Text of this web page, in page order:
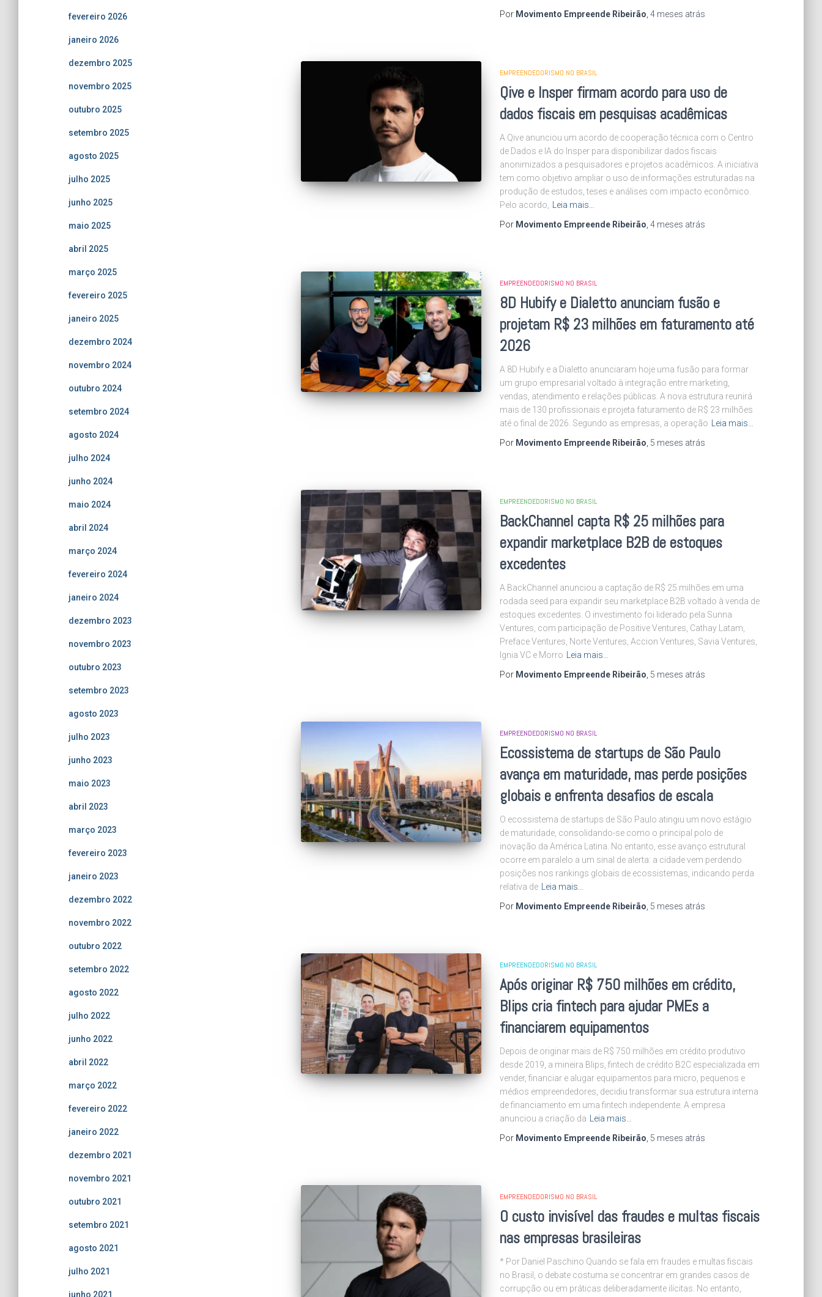
fevereiro 2026
janeiro 2026
dezembro 2025
novembro 2025
outubro 2025
setembro 2025
agosto 2025
julho 2025
junho 2025
maio 2025
abril 2025
março 2025
fevereiro 2025
janeiro 2025
dezembro 2024
novembro 2024
outubro 2024
setembro 2024
agosto 2024
julho 2024
junho 2024
maio 2024
abril 2024
março 2024
fevereiro 2024
janeiro 2024
dezembro 2023
novembro 2023
outubro 2023
setembro 2023
agosto 2023
julho 2023
junho 2023
maio 2023
abril 2023
março 2023
fevereiro 2023
janeiro 2023
dezembro 2022
novembro 2022
outubro 2022
setembro 2022
agosto 2022
julho 2022
junho 2022
abril 2022
março 2022
fevereiro 2022
janeiro 2022
dezembro 2021
novembro 2021
outubro 2021
setembro 2021
agosto 2021
julho 2021
junho 2021
Por Movimento Empreende Ribeirão 4 meses atrás
EMPREENDEDORISMO NO BRASIL
Qive e Insper firmam acordo para uso de
dados fiscais em pesquisas acadêmicas
A Qive anunciou um acordo de cooperação técnica com o Centro
de Dados e IA do Insper para disponibilizar dados fiscais
anonimizados a pesquisadores e projetos acadêmicos. A iniciativa
tem como objetivo ampliar o uso de informações estruturadas na
produção de estudos, teses e análises com impacto econômico.
Pelo acordo,
Leia mais…
Por Movimento Empreende Ribeirão 4 meses atrás
EMPREENDEDORISMO NO BRASIL
8D Hubify e Dialetto anunciam fusão e
projetam R$ 23 milhões em faturamento até
2026
A 8D Hubify e a Dialetto anunciaram hoje uma fusão para formar
um grupo empresarial voltado à integração entre marketing,
vendas, atendimento e relações públicas. A nova estrutura reunirá
mais de 130 profissionais e projeta faturamento de R$ 23 milhões
até o final de 2026. Segundo as empresas, a operação
Leia mais…
Por Movimento Empreende Ribeirão 5 meses atrás
EMPREENDEDORISMO NO BRASIL
BackChannel capta R$ 25 milhões para
expandir marketplace B2B de estoques
excedentes
A BackChannel anunciou a captação de R$ 25 milhões em uma
rodada seed para expandir seu marketplace B2B voltado à venda de
estoques excedentes. O investimento foi liderado pela Sunna
Ventures, com participação de Positive Ventures, Cathay Latam,
Preface Ventures, Norte Ventures, Accion Ventures, Savia Ventures,
Ignia VC e Morro
Leia mais…
Por Movimento Empreende Ribeirão 5 meses atrás
EMPREENDEDORISMO NO BRASIL
Ecossistema de startups de São Paulo
avança em maturidade, mas perde posições
globais e enfrenta desafios de escala
O ecossistema de startups de São Paulo atingiu um novo estágio
de maturidade, consolidando-se como o principal polo de
inovação da América Latina. No entanto, esse avanço estrutural
ocorre em paralelo a um sinal de alerta: a cidade vem perdendo
posições nos rankings globais de ecossistemas, indicando perda
relativa de
Leia mais…
Por Movimento Empreende Ribeirão 5 meses atrás
EMPREENDEDORISMO NO BRASIL
Após originar R$ 750 milhões em crédito,
Blips cria fintech para ajudar PMEs a
financiarem equipamentos
Depois de originar mais de R$ 750 milhões em crédito produtivo
desde 2019, a mineira Blips, fintech de crédito B2C especializada em
vender, financiar e alugar equipamentos para micro, pequenos e
médios empreendedores, decidiu transformar sua estrutura interna
de financiamento em uma fintech independente. A empresa
anunciou a criação da
Leia mais…
Por Movimento Empreende Ribeirão 5 meses atrás
EMPREENDEDORISMO NO BRASIL
O custo invisível das fraudes e multas fiscais
nas empresas brasileiras
* Por Daniel Paschino Quando se fala em fraudes e multas fiscais
no Brasil, o debate costuma se concentrar em grandes casos de
corrupção ou em práticas deliberadamente ilícitas. No entanto,